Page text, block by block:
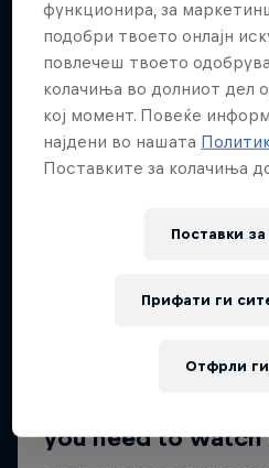
функционира, за
подобри твоето онлајн
повлечеш твоето
колачиња во долниот дел
кој момент. Повеќе
најдени во нашата
Поставките за колачиња
Поставки за
Отфрли
Прифати ги